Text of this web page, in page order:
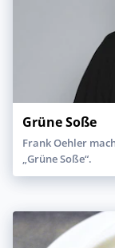
Grüne Soße
Frank Oehler
„Grüne Soße“.